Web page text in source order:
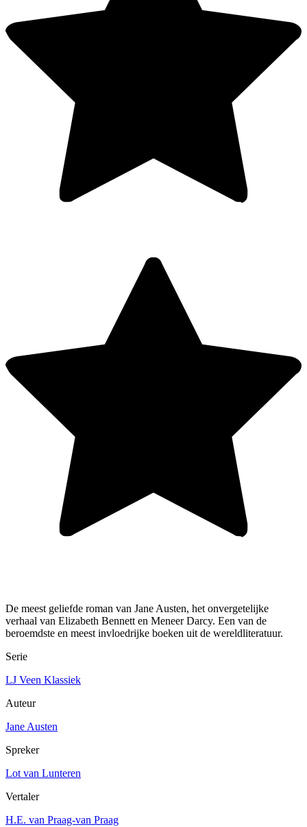
De meest geliefde roman van Jane Austen, het onvergetelijke
verhaal van Elizabeth Bennett en Meneer Darcy. Een van de
beroemdste en meest invloedrijke boeken uit de wereldliteratuur.
Serie
LJ Veen Klassiek
Auteur
Jane Austen
Spreker
Lot van Lunteren
Vertaler
H.E. van Praag-van Praag